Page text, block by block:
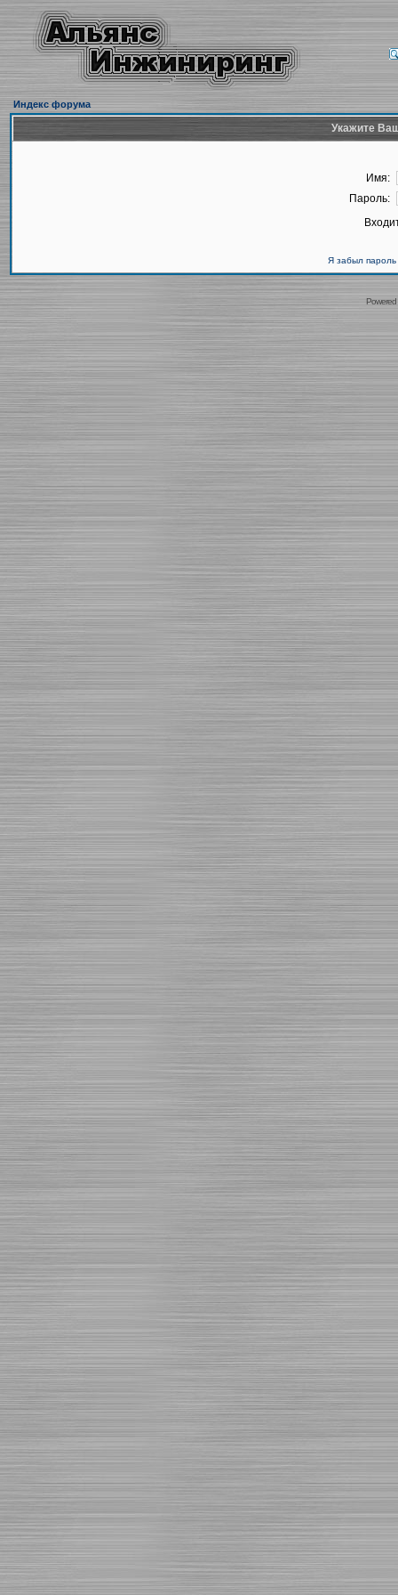
Индекс форума
Укажите
Имя:
Пароль:
Я забыл пароль